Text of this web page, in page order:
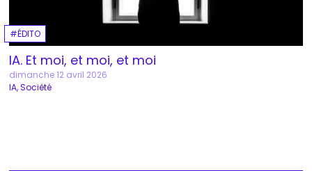
ÉDITO
IA. Et moi, et moi, et moi
dimanche 12 avril 2026
IA Société